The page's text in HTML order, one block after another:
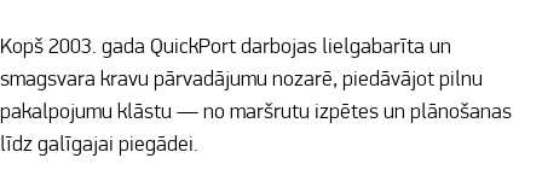
Kopš 2003. gada QuickPort darbojas lielgabarīta un
smagsvara kravu pārvadājumu nozarē, piedāvājot pilnu
pakalpojumu klāstu — no maršrutu izpētes un plānošanas
līdz galīgajai piegādei.